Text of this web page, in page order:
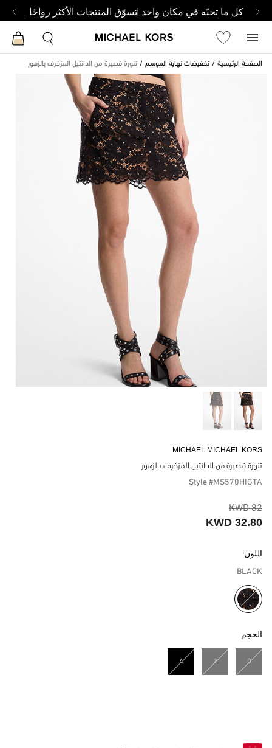
كل ما تحبّه في مكان واحد |تسوّق المنتجات الأكثر رواجًا
الصفحة الرئيسية تخفيضات نهاية الموسم تنورة قصيرة من الدانتيل المزخرف بالزهور
MICHAEL MICHAEL KORS
تنورة قصيرة من الدانتيل المزخرف بالزهور
Style #MS570HIGTA
82 KWD
32.80 KWD
اللون
BLACK
مختار
الحجم
0
2
4
مختار